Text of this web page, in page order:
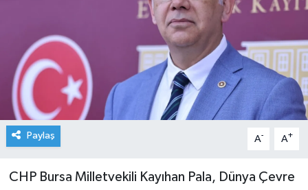
Paylaş A- A+
CHP Bursa Milletvekili Kayıhan Pala, Dünya Çevre